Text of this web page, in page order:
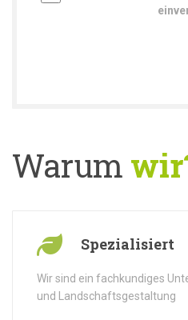
Warum
Spezialisiert
Wir sind ein fachkundiges
und Landschaftsgestaltung